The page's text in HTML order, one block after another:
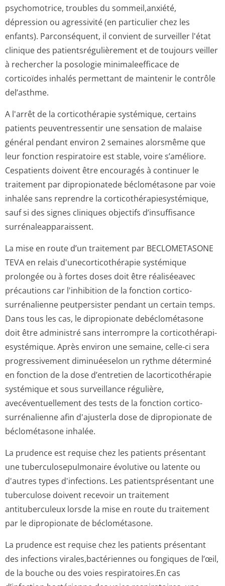
psychomotrice, troubles du sommeil,anxiété,
dépression ou agressivité (en particulier chez les
enfants). Parconséquent, il convient de surveiller l'état
clinique des patientsrégulière­ment et de toujours veiller
à rechercher la posologie minimaleefficace de
corticoïdes inhalés permettant de maintenir le contrôle
del’asthme.
A l'arrêt de la corticothérapie systémique, certains
patients peuventressentir une sensation de malaise
général pendant environ 2 semaines alorsmême que
leur fonction respiratoire est stable, voire s’améliore.
Cespatients doivent être encouragés à continuer le
traitement par dipropionatede béclométasone par voie
inhalée sans reprendre la corticothérapi­esystémique,
sauf si des signes cliniques objectifs d’insuffisance
surrénaleappa­raissent.
La mise en route d’un traitement par BECLOMETASONE
TEVA en relais d'unecorticot­hérapie systémique
prolongée ou à fortes doses doit être réaliséeavec
précautions car l'inhibition de la fonction cortico-
surrénalienne peutpersister pendant un certain temps.
Dans tous les cas, le dipropionate debéclométasone
doit être administré sans interrompre la corticothérapi­
esystémique. Après environ une semaine, celle-ci sera
progressivement diminuéeselon un rythme déterminé
en fonction de la dose d’entretien de lacorticothérapie
systémique et sous surveillance régulière,
avecéventuellement des tests de la fonction cortico-
surrénalienne afin d'ajusterla dose de dipropionate de
béclométasone inhalée.
La prudence est requise chez les patients présentant
une tuberculosepul­monaire évolutive ou latente ou
d'autres types d'infections. Les patientsprésentant une
tuberculose doivent recevoir un traitement
antituberculeux lorsde la mise en route du traitement
par le dipropionate de béclométasone.
La prudence est requise chez les patients présentant
des infections virales,bacté­riennes ou fongiques de l’œil,
de la bouche ou des voies respiratoires.En cas